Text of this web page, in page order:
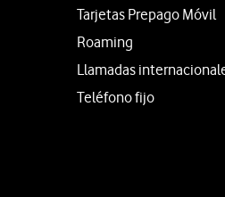
Tarjetas Prepago Móvil
Roaming
Llamadas
Teléfono fijo